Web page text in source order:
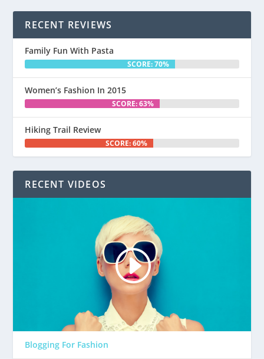
RECENT REVIEWS
Family Fun With Pasta
SCORE: 70%
Women’s Fashion In 2015
SCORE: 63%
Hiking Trail Review
SCORE: 60%
RECENT VIDEOS
Blogging For Fashion